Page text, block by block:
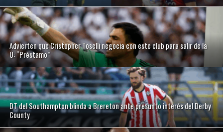
Advierten que Cristopher Toselli negocia con este club para salir de la
U: “Préstamo”
DT del Southampton blinda a Brereton ante presunto interés del Derby
County